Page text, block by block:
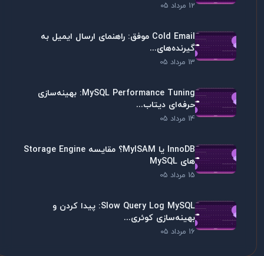
12 مرداد 05
Cold Email موفق: راهنمای ارسال ایمیل به
گیرنده‌های...
13 مرداد 05
MySQL Performance Tuning: بهینه‌سازی
حرفه‌ای دیتاب...
14 مرداد 05
InnoDB یا MyISAM؟ مقایسه Storage Engine
های MySQL
15 مرداد 05
Slow Query Log MySQL: پیدا کردن و
بهینه‌سازی کوئری...
16 مرداد 05